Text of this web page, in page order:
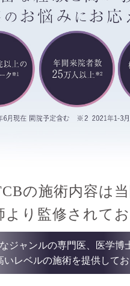
の施術内容は
より監修されて
ジャンルの専門医、医学博
いレベルの施術を提供して